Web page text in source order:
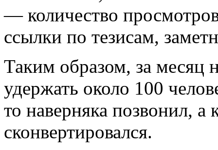
— количество
ссылки по тезисам,
Таким образом, за месяц
удержать около 100
то наверняка позвонил,
сконвертировался.